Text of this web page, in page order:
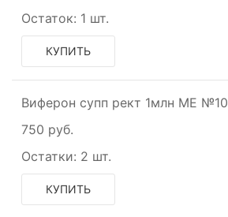
Остаток: 1 шт.
КУПИТЬ
Виферон супп рект 1млн МЕ №10
750 руб.
Остатки: 2 шт.
КУПИТЬ